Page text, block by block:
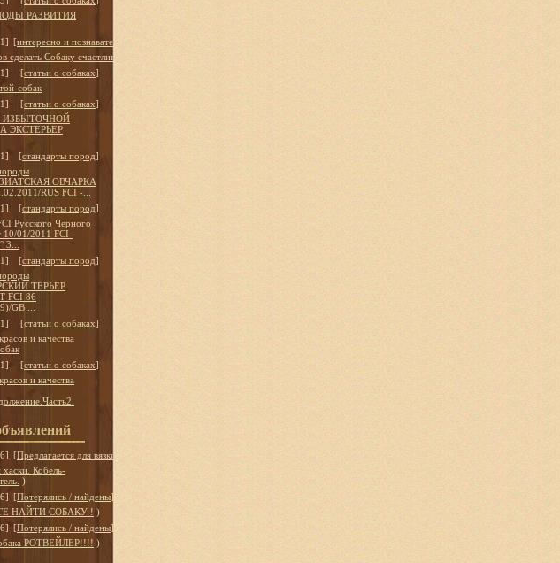
РАЗВИТИЯ
[интересно и познавательно
сделать Собаку счастливой
[статьи о собаках]
собак
[статьи о собаках]
ИЗБЫТОЧНОЙ
ЭКСТЕРЬЕР
[стандарты пород]
ОВЧАРКА
RUS FCI -...
[стандарты пород]
Русского Черного
10/01/2011 FCI-
3...
[стандарты пород]
ТЕРЬЕР
FCI 86
GB ...
[статьи о собаках]
и качества
[статьи о собаках]
и качества
[Предлагается для вязки
Кобель-
)
[Потерялись / найдены]
НАЙТИ СОБАКУ ! )
[Потерялись / найдены]
РОТВЕЙЛЕР!!!! )